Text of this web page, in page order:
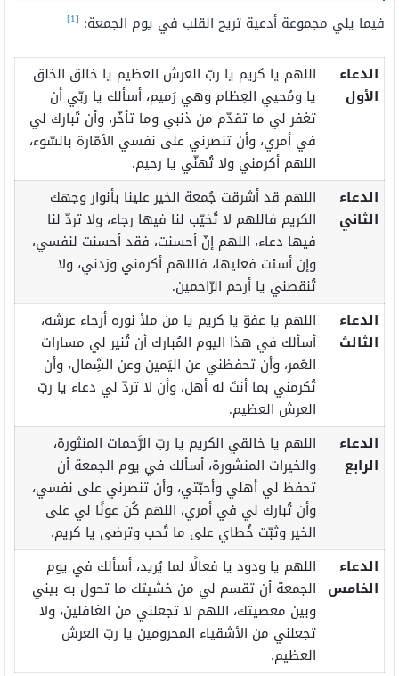
فيما يلي مجموعة أدعية تريح القلب في يوم الجمعة: [1]
الدعاء
الأول
اللهم يا كريم يا ربّ العرش العظيم يا خالق الخلق
يا ومُحيي العِظام وهي رَميم، أسألك يا ربّي أن
تغفر لي ما تقدّم من ذنبي وما تأخّر، وأن تُبارك لي
في أمري، وأن تنصرني على نفسي الأمّارة بالسّوء،
اللهم أكرمني ولا تُهنّي يا رحيم.
الدعاء
الثاني
اللهم قد أشرقت جُمعة الخير علينا بأنوار وجهك
الكريم فاللهم لا تُخيّب لنا فيها رجاء، ولا تردّ لنا
فيها دعاء، اللهم إنّ أحسنت، فقد أحسنت لنفسي،
وإن أسئت فعليها، فاللهم أكرمني وزدني، ولا
تُنقصني يا أرحم الرّاحمين.
الدعاء
الثالث
اللهم يا عفوّ يا كريم يا من ملأ نوره أرجاء عرشه،
أسألك في هذا اليوم المُبارك أن تُنير لي مسارات
العُمر، وأن تحفظني عن اليَمين وعن الشِمال، وأن
تُكرمني بما أنتَ له أهل، وأن لا تردّ لي دعاء يا ربّ
العرش العظيم.
الدعاء
الرابع
اللهم يا خالقي الكريم يا ربّ الرَّحمات المنثورة،
والخيرات المنشورة، أسألك في يوم الجمعة أن
تحفظ لي أهلي وأحبّتي، وأن تنصرني على نفسي،
وأن تُبارك لي في أمري، اللهم كُن عونًا لي على
الخير وثبّت خُطاي على ما تُحب وترضى يا كريم.
الدعاء
الخامس
اللهم يا ودود يا فعالًا لما يُريد، أسألك في يوم
الجمعة أن تقسم لي من خشيتك ما تحول به بيني
وبين معصيتك، اللهم لا تجعلني من الغافلين، ولا
تجعلني من الأشقياء المحرومين يا ربّ العرش
العظيم.